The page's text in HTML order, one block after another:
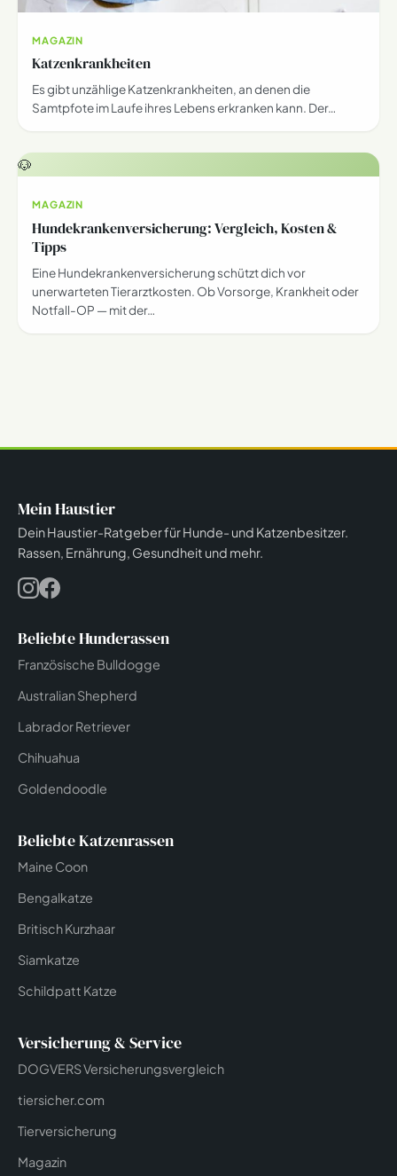
MAGAZIN
Katzenkrankheiten
Es gibt unzählige Katzenkrankheiten, an denen die
Samtpfote im Laufe ihres Lebens erkranken kann. Der…
🐶
MAGAZIN
Hundekrankenversicherung: Vergleich, Kosten &
Tipps
Eine Hundekrankenversicherung schützt dich vor
unerwarteten Tierarztkosten. Ob Vorsorge, Krankheit oder
Notfall-OP — mit der…
Mein Haustier
Dein Haustier-Ratgeber für Hunde- und Katzenbesitzer.
Rassen, Ernährung, Gesundheit und mehr.
Beliebte Hunderassen
Französische Bulldogge
Australian Shepherd
Labrador Retriever
Chihuahua
Goldendoodle
Beliebte Katzenrassen
Maine Coon
Bengalkatze
Britisch Kurzhaar
Siamkatze
Schildpatt Katze
Versicherung & Service
DOGVERS Versicherungsvergleich
tiersicher.com
Tierversicherung
Magazin